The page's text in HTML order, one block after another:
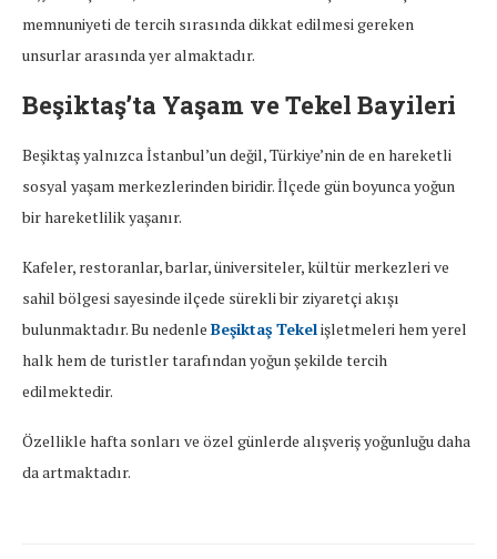
memnuniyeti de tercih sırasında dikkat edilmesi gereken
unsurlar arasında yer almaktadır.
Beşiktaş’ta Yaşam ve Tekel Bayileri
Beşiktaş yalnızca İstanbul’un değil, Türkiye’nin de en hareketli
sosyal yaşam merkezlerinden biridir. İlçede gün boyunca yoğun
bir hareketlilik yaşanır.
Kafeler, restoranlar, barlar, üniversiteler, kültür merkezleri ve
sahil bölgesi sayesinde ilçede sürekli bir ziyaretçi akışı
bulunmaktadır. Bu nedenle Beşiktaş Tekelişletmeleri hem yerel
halk hem de turistler tarafından yoğun şekilde tercih
edilmektedir.
Özellikle hafta sonları ve özel günlerde alışveriş yoğunluğu daha
da artmaktadır.